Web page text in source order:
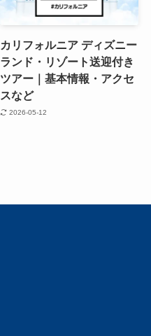
カリフォルニア ディズニー
ランド・リゾート送迎付き
ツアー｜基本情報・アクセ
スなど
2026-05-12